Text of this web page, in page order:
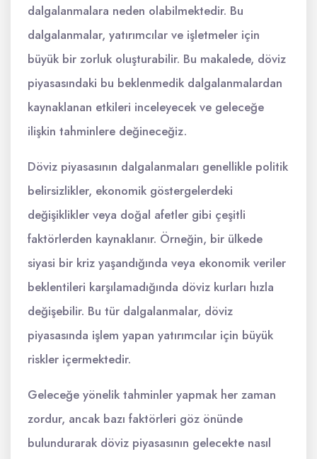
dalgalanmalara neden olabilmektedir. Bu
dalgalanmalar, yatırımcılar ve işletmeler için
büyük bir zorluk oluşturabilir. Bu makalede, döviz
piyasasındaki bu beklenmedik dalgalanmalardan
kaynaklanan etkileri inceleyecek ve geleceğe
ilişkin tahminlere değineceğiz.
Döviz piyasasının dalgalanmaları genellikle politik
belirsizlikler, ekonomik göstergelerdeki
değişiklikler veya doğal afetler gibi çeşitli
faktörlerden kaynaklanır. Örneğin, bir ülkede
siyasi bir kriz yaşandığında veya ekonomik veriler
beklentileri karşılamadığında döviz kurları hızla
değişebilir. Bu tür dalgalanmalar, döviz
piyasasında işlem yapan yatırımcılar için büyük
riskler içermektedir.
Geleceğe yönelik tahminler yapmak her zaman
zordur, ancak bazı faktörleri göz önünde
bulundurarak döviz piyasasının gelecekte nasıl